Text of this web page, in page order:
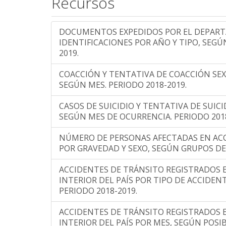
Noviembre
26
Diciembre
39 33 6
DOCUMENTOS EXPEDIDOS POR EL
IDENTIFICACIONES POR AÑO Y TIPO,
2019.
COACCIÓN Y TENTATIVA DE COACCIÓN
SEGÚN MES. PERIODO 2018-2019.
CASOS DE SUICIDIO Y TENTATIVA DE
SEGÚN MES DE OCURRENCIA. PERIODO
NÚMERO DE PERSONAS AFECTADAS EN
POR GRAVEDAD Y SEXO, SEGÚN GRUPOS
ACCIDENTES DE TRÁNSITO REGISTRADOS
INTERIOR DEL PAÍS POR TIPO DE
PERIODO 2018-2019.
ACCIDENTES DE TRÁNSITO REGISTRADOS
INTERIOR DEL PAÍS POR MES, SEGÚN